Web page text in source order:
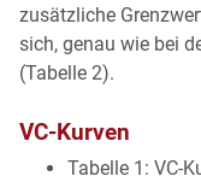
zusätzliche
sich, genau wie bei
(Tabelle 2).
VC-Kurven
Tabelle 1: VC-